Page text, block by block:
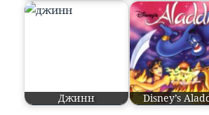
Джинн Disney’s